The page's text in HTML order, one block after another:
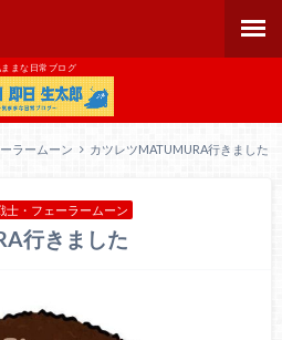
ままな日常ブログ
ラームーン カツレツMATUMURA行きました
士・フェーラームーン
行きました